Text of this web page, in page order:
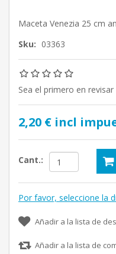
Maceta Venezia 25 cm
Sku: 03363
Sea el primero en
2,20 € incl
Cant.:
Por favor, seleccione la
Añadir a la lista de
Añadir a la lista de